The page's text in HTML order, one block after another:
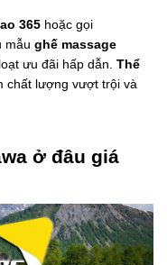
365 hoặc gọi
mẫu ghế massage
ưu đãi hấp dẫn. Thể
chất lượng vượt trội và
ở đâu giá